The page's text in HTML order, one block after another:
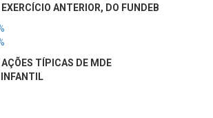
ANTERIOR, DO FUNDEB
TÍPICAS DE MDE